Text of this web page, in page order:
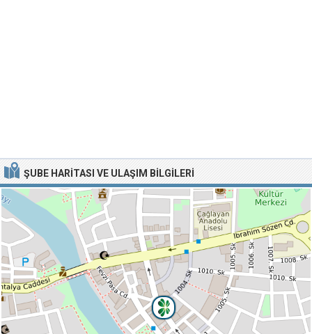
ŞUBE HARITASI VE ULAŞIM BILGILERI